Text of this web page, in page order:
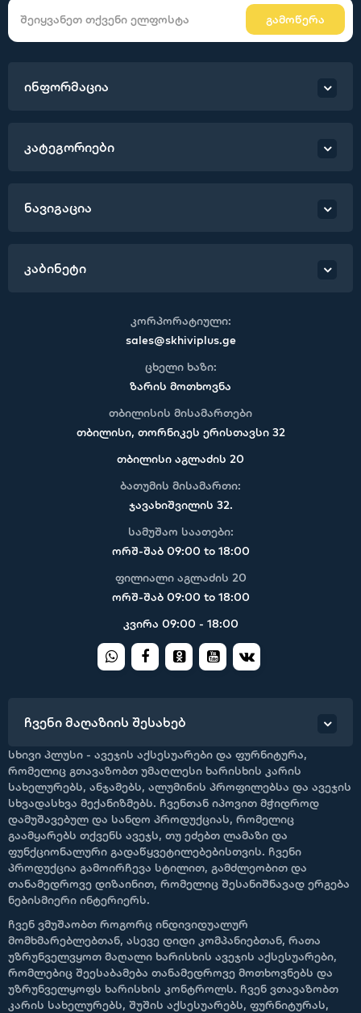
გამოწერა
ინფორმაცია
კატეგორიები
ნავიგაცია
კაბინეტი
კორპორატიული:
sales@skhiviplus.ge
ცხელი ხაზი:
ზარის მოთხოვნა
თბილისის მისამართები
თბილისი, თორნიკეს ერისთავსი 32
თბილისი აგლაძის 20
ბათუმის მისამართი:
ჯავახიშვილის 32.
სამუშაო საათები:
ორშ-შაბ 09:00 to 18:00
ფილიალი აგლაძის 20
ორშ-შაბ 09:00 to 18:00
კვირა 09:00 - 18:00
ჩვენი მაღაზიის შესახებ
სხივი პლუსი - ავეჯის აქსესუარები და ფურნიტურა,
რომელიც გთავაზობთ უმაღლესი ხარისხის კარის
სახელურებს, ანჯამებს, ალუმინის პროფილებსა და ავეჯის
სხვადასხვა მექანიზმებს. ჩვენთან იპოვით მჭიდროდ
დამუშავებულ და სანდო პროდუქციას, რომელიც
გაამყარებს თქვენს ავეჯს, თუ ეძებთ ლამაზი და
ფუნქციონალური გადაწყვეტილებებისთვის. ჩვენი
პროდუქცია გამოირჩევა სტილით, გამძლეობით და
თანამედროვე დიზაინით, რომელიც შესანიშნავად ერგება
ნებისმიერი ინტერიერს.
ჩვენ ვმუშაობთ როგორც ინდივიდუალურ
მომხმარებლებთან, ასევე დიდი კომპანიებთან, რათა
უზრუნველვყოთ მაღალი ხარისხის ავეჯის აქსესუარები,
რომლებიც შეესაბამება თანამედროვე მოთხოვნებს და
უზრუნველყოფს ხარისხის კონტროლს. ჩვენ ვთავაზობთ
კარის სახელურებს, შუშის აქსესუარებს, ფურნიტურას,